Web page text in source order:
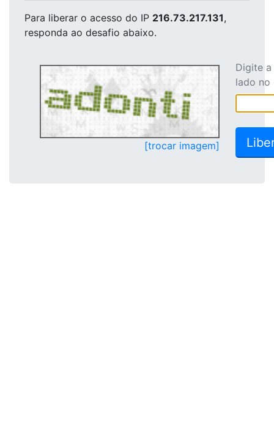
Para liberar o acesso do IP 216.73.217.131,
responda ao desafio abaixo.
[trocar imagem]
Digite
lado no